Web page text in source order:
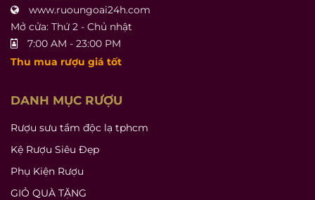
www.ruoungoai24h.com
Mở cửa: Thứ 2 - Chủ nhật
7:00 AM - 23:00 PM
Thu mua rượu giá tốt
DANH MỤC RƯỢU
Rượu sưu tầm độc lạ tphcm
Kệ Rượu Siêu Đẹp
Phụ Kiện Rượu
GIỎ QUÀ TẶNG